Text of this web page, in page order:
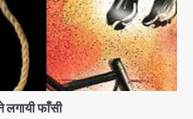
लगायी फाँसी
Noida (Badalpur):
कैंटर अनियंत्रित होकर घुसा
में , ड्राइवर की मौत
Review: लोकेश कनगराज की